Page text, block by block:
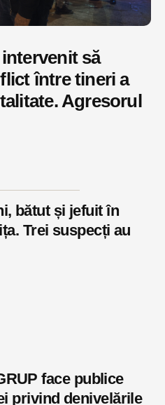
să
între tineri a
Agresorul
bătut și jefuit în
Trei suspecți au
face publice
privind denivelările